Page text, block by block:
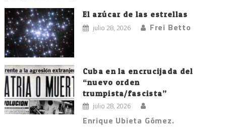
El azúcar de las estrellas
julio 28, 2026 Frei Betto
Cuba en la encrucijada del
“nuevo orden
trumpista/fascista”
julio 28, 2026
Enrique Ubieta Gómez.